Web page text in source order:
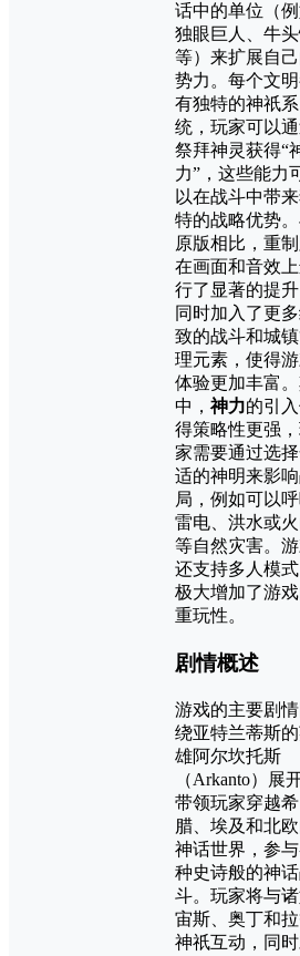
话中的单位（
独眼巨人、牛
等）来扩展自
势力。每个文
有独特的神祇系
统，玩家可以
祭拜神灵获得“
力”，这些能力
以在战斗中带
特的战略优势
原版相比，重
在画面和音效
行了显著的提升
同时加入了更
致的战斗和城
理元素，使得
体验更加丰富
中，神力的引
得策略性更强
家需要通过选
适的神明来影
局，例如可以
雷电、洪水或
等自然灾害。
还支持多人模式
极大增加了游
重玩性。
剧情概述
游戏的主要剧情
绕亚特兰蒂斯
雄阿尔坎托斯
（Arkanto）展
带领玩家穿越希
腊、埃及和北
神话世界，参
种史诗般的神
斗。玩家将与
宙斯、奥丁和
神祇互动，同